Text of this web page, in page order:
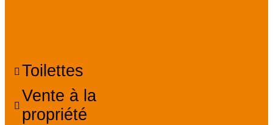
Toilettes
Vente à la
propriété